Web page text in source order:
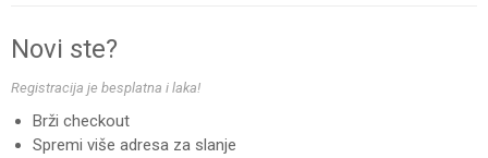
Novi ste?
Registracija je besplatna i laka!
Brži checkout
Spremi više adresa za slanje